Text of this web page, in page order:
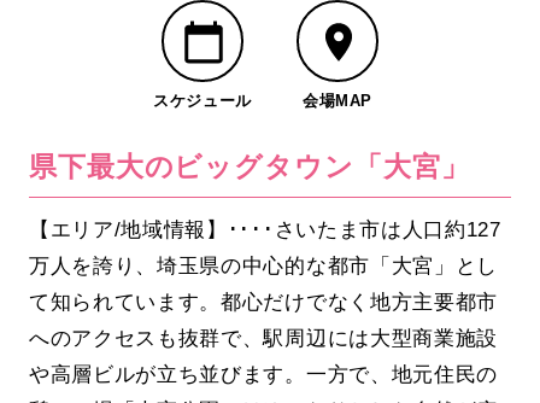
スケジュール 会場MAP
県下最大のビッグタウン「大宮」
【エリア/地域情報】････さいたま市は人口約127
万人を誇り、埼玉県の中心的な都市「大宮」とし
て知られています。都心だけでなく地方主要都市
へのアクセスも抜群で、駅周辺には大型商業施設
や高層ビルが立ち並びます。一方で、地元住民の